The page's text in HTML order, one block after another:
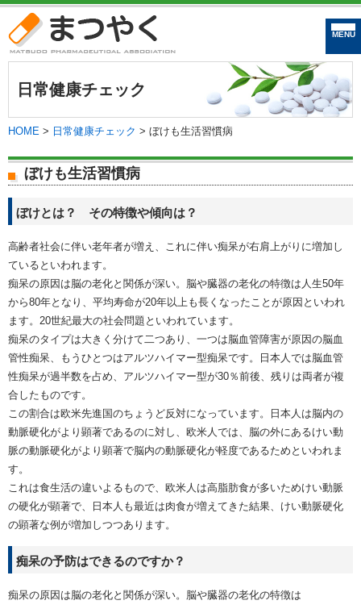
まつやく｜松戸市
日常健康チェック
HOME > 日常健康チェック > ぼけも生活習慣病
ぼけも生活習慣病
ぼけとは？ その特徴や傾向は？
高齢者社会に伴い老年者が増え、これに伴い痴呆が右肩上がりに増加し
ているといわれます。
痴呆の原因は脳の老化と関係が深い。脳や臓器の老化の特徴は人生50年
から80年となり、平均寿命が20年以上も長くなったことが原因といわれ
ます。20世紀最大の社会問題といわれています。
痴呆のタイプは大きく分けて二つあり、一つは脳血管障害が原因の脳血
管性痴呆、もうひとつはアルツハイマー型痴呆です。日本人では脳血管
性痴呆が過半数を占め、アルツハイマー型が30％前後、残りは両者が複
合したものです。
この割合は欧米先進国のちょうど反対になっています。日本人は脳内の
動脈硬化がより顕著であるのに対し、欧米人では、脳の外にあるけい動
脈の動脈硬化がより顕著で脳内の動脈硬化が軽度であるためといわれま
す。
これは食生活の違いよるもので、欧米人は高脂肪食が多いためけい動脈
の硬化が顕著で、日本人も最近は肉食が増えてきた結果、けい動脈硬化
の顕著な例が増加しつつあります。
痴呆の予防はできるのですか？
痴呆の原因は脳の老化と関係が深い。脳や臓器の老化の特徴は